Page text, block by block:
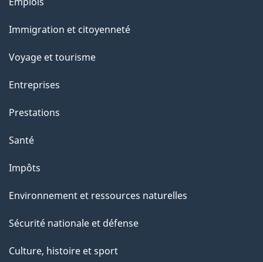
sujets
Immigration et citoyenneté
Voyage et tourisme
Entreprises
Prestations
Santé
Impôts
Environnement et ressources naturelles
Sécurité nationale et défense
Culture, histoire et sport